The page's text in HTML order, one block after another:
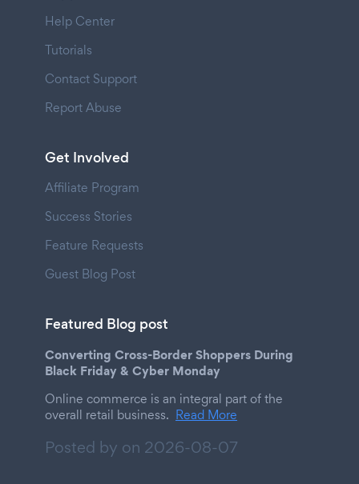
Help Center
Tutorials
Contact Support
Report Abuse
Get Involved
Affiliate Program
Success Stories
Feature Requests
Guest Blog Post
Featured Blog post
Converting Cross-Border Shoppers During
Black Friday & Cyber Monday
Online commerce is an integral part of the
overall retail business. Read More
Posted by on 2026-08-07